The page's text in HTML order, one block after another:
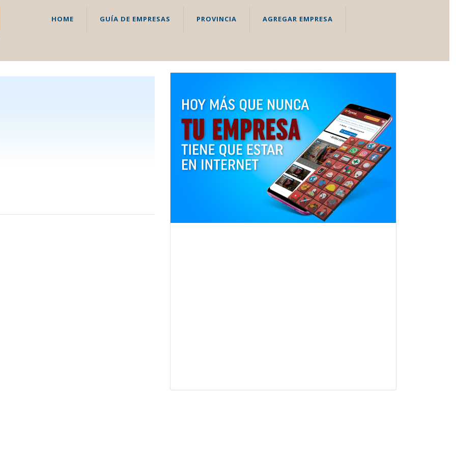
HOME GUÍA DE EMPRESAS PROVINCIA AGREGAR EMPRESA